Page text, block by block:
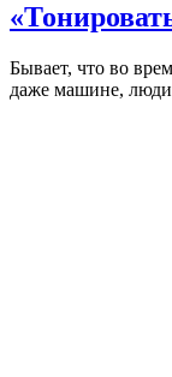
Бывает, что во
даже машине, люди